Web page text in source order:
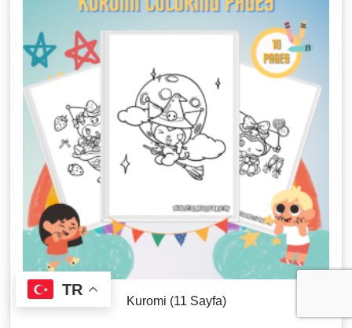
Kuromi (11 Sayfa)
TR